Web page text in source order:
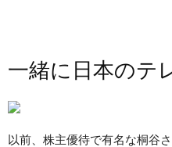
一緒に日本のテ
以前、株主優待で有名な桐谷